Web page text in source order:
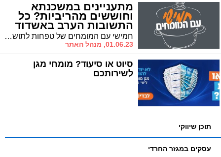
מתעניינים במשכנתא
וחוששים מהריביות? כל
התשובות הערב באשדוד
חמישי עם המומחים של טפחות לתושבי אשדוד! * מדברים משכנתה על צלחת צ'ולנט עם המומחים של טפחות
01.06.23, מנהל האתר
סיוט או סיעוד? מומחי מגן
לשירותכם
תוכן שיווקי
עסקים במגזר החרדי